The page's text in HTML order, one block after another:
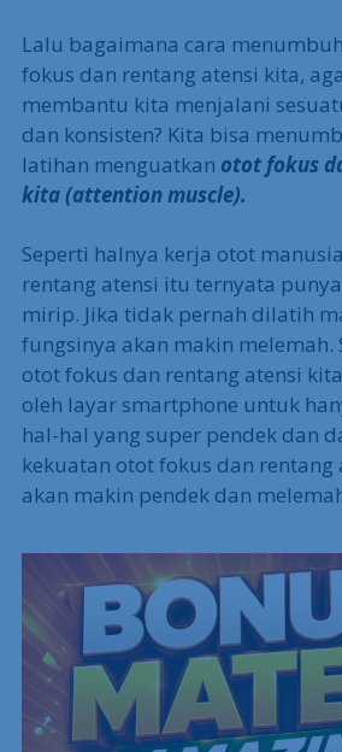
Lalu bagaimana cara
fokus dan rentang atensi kita,
membantu kita menjalani
dan konsisten? Kita bisa
latihan menguatkan otot fokus
kita (attention muscle).
Seperti halnya kerja otot
rentang atensi itu ternyata
mirip. Jika tidak pernah dilatih
fungsinya akan makin melemah.
otot fokus dan rentang atensi
oleh layar smartphone untuk
hal-hal yang super pendek dan
kekuatan otot fokus dan rentang
akan makin pendek dan